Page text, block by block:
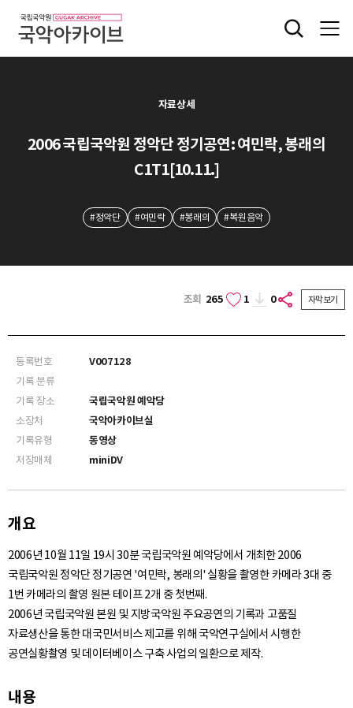
자료상세
2006 국립국악원 정악단 정기공연: 여민락, 봉래의
C1T1[10.11.]
#정악단 #여민락 #봉래의 #복원음악
조회 265 1 0 자막보기
등록번호
V007128
기록 분류
기록 장소
국립국악원 예악당
소장처
국악아카이브실
기록유형
동영상
저장매체
miniDV
개요
2006년 10월 11일 19시 30분 국립국악원 예악당에서 개최한 2006
국립국악원 정악단 정기공연 '여민락, 봉래의' 실황을 촬영한 카메라 3대 중
1번 카메라의 촬영 원본 테이프 2개 중 첫번째.
2006년 국립국악원 본원 및 지방국악원 주요공연의 기록과 고품질
자료생산을 통한 대국민서비스 제고를 위해 국악연구실에서 시행한
공연실황촬영 및 데이터베이스 구축 사업의 일환으로 제작.
내용